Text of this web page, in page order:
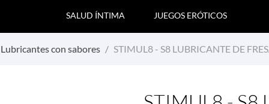
SALUD ÍNTIMA JUEGOS ERÓTICOS
Lubricantes con sabores STIMUL8 - S8 LUBRICANTE DE